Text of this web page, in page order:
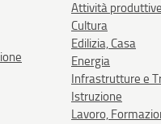
Attività
Cultura
Edilizia, Casa
Energia
Infrastrutture e
Istruzione
Lavoro,